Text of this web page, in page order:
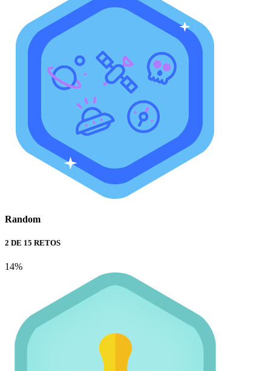
Random
2 DE 15 RETOS
14%